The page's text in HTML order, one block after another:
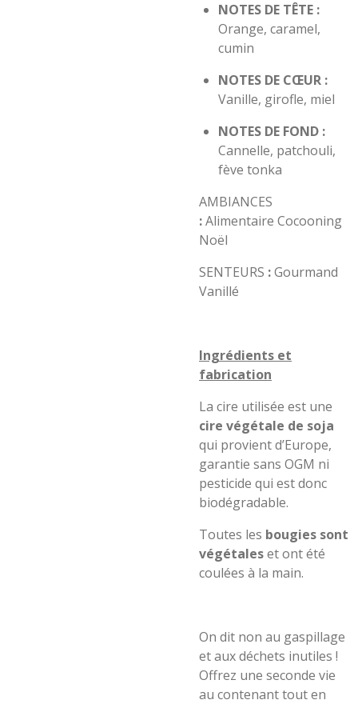
NOTES DE TÊTE :
Orange, caramel,
cumin
NOTES DE CŒUR :
Vanille, girofle, miel
NOTES DE FOND :
Cannelle, patchouli,
fève tonka
AMBIANCES
:Alimentaire Cocooning
Noël
SENTEURS :Gourmand
Vanillé
Ingrédients et
fabrication
La cire utilisée est une
cire végétale de soja
qui provient d’Europe,
garantie sans OGM ni
pesticide qui estdonc
biodégradable.
Toutes les bougies sont
végétaleset ont été
coulées à la main.
On dit non au gaspillage
et aux déchets inutiles !
Offrez une seconde vie
au contenant tout en